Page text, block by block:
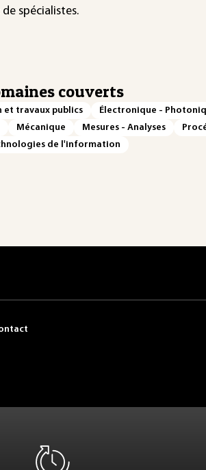
spécialistes.
couverts
et travaux publics
Électronique -
Mécanique Mesures - Analyses
de l'information